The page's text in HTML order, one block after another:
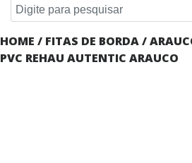
HOME / FITAS DE BORDA/
PVC REHAU AUTENTIC ARAUCO